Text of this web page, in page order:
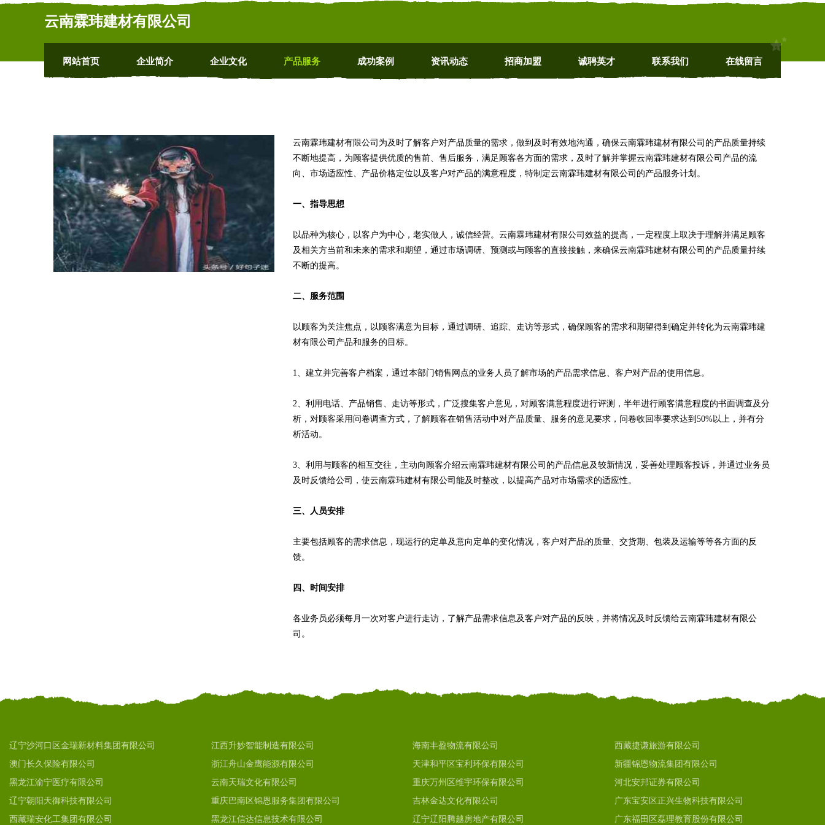
云南霖玮建材有限公司
网站首页 企业简介 企业文化 产品服务 成功案例 资讯动态 招商加盟 诚聘英才 联系我们 在线留言
云南霖玮建材有限公司为及时了解客户对产品质量的需求，做到及时有效地沟通，确保云南霖玮建材有限公司的产品质量持续
不断地提高，为顾客提供优质的售前、售后服务，满足顾客各方面的需求，及时了解并掌握云南霖玮建材有限公司产品的流
向、市场适应性、产品价格定位以及客户对产品的满意程度，特制定云南霖玮建材有限公司的产品服务计划。
一、指导思想
以品种为核心，以客户为中心，老实做人，诚信经营。云南霖玮建材有限公司效益的提高，一定程度上取决于理解并满足顾客
及相关方当前和未来的需求和期望，通过市场调研、预测或与顾客的直接接触，来确保云南霖玮建材有限公司的产品质量持续
不断的提高。
二、服务范围
以顾客为关注焦点，以顾客满意为目标，通过调研、追踪、走访等形式，确保顾客的需求和期望得到确定并转化为云南霖玮建
材有限公司产品和服务的目标。
1、建立并完善客户档案，通过本部门销售网点的业务人员了解市场的产品需求信息、客户对产品的使用信息。
2、利用电话、产品销售、走访等形式，广泛搜集客户意见，对顾客满意程度进行评测，半年进行顾客满意程度的书面调查及分
析，对顾客采用问卷调查方式，了解顾客在销售活动中对产品质量、服务的意见要求，问卷收回率要求达到50%以上，并有分
析活动。
3、利用与顾客的相互交往，主动向顾客介绍云南霖玮建材有限公司的产品信息及较新情况，妥善处理顾客投诉，并通过业务员
及时反馈给公司，使云南霖玮建材有限公司能及时整改，以提高产品对市场需求的适应性。
三、人员安排
主要包括顾客的需求信息，现运行的定单及意向定单的变化情况，客户对产品的质量、交货期、包装及运输等等各方面的反
馈。
四、时间安排
各业务员必须每月一次对客户进行走访，了解产品需求信息及客户对产品的反映，并将情况及时反馈给云南霖玮建材有限公
司。
辽宁沙河口区金瑞新材料集团有限公司 江西升妙智能制造有限公司 海南丰盈物流有限公司
西藏捷谦旅游有限公司
澳门长久保险有限公司
浙江舟山金鹰能源有限公司 天津和平区宝利环保有限公司
新疆锦恩物流集团有限公司
黑龙江渝宁医疗有限公司
云南天瑞文化有限公司 重庆万州区维宇环保有限公司
河北安邦证券有限公司
辽宁朝阳天御科技有限公司
重庆巴南区锦恩服务集团有限公司 吉林金达文化有限公司
广东宝安区正兴生物科技有限公司
西藏瑞安化工集团有限公司
黑龙江信达信息技术有限公司 辽宁辽阳腾越房地产有限公司 广东福田区磊理教育股份有限公司